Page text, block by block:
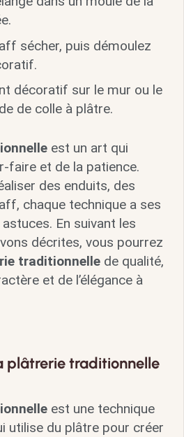
sécher, puis démoulez
décoratif sur le mur ou le
de colle à plâtre.
est un art qui
faire et de la patience.
des enduits, des
chaque technique a ses
En suivant les
décrites, vous pourrez
traditionnellede qualité,
et de l’élégance à
plâtrerie traditionnelle
est une technique
utilise du plâtre pour créer